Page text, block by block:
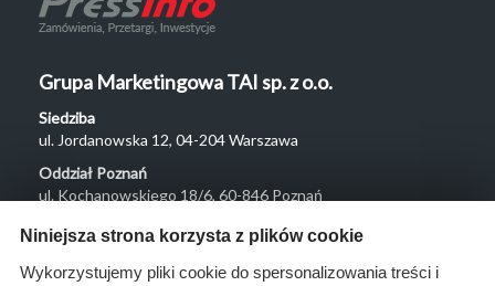
Grupa Marketingowa TAI sp. z o.o.
Siedziba
ul. Jordanowska 12, 04-204 Warszawa
Oddział Poznań
ul. Kochanowskiego 18/6, 60-846 Poznań
Menu
O nas
Niniejsza strona korzysta z plików cookie
Wykorzystujemy pliki cookie do spersonalizowania treści i